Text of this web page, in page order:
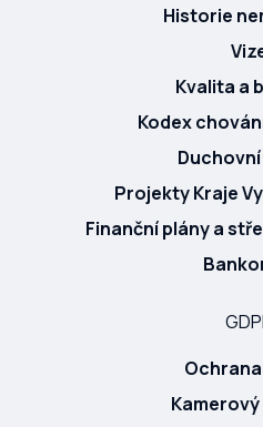
Historie
Kvalita a
Kodex
Projekty Kraje
Finanční plány a